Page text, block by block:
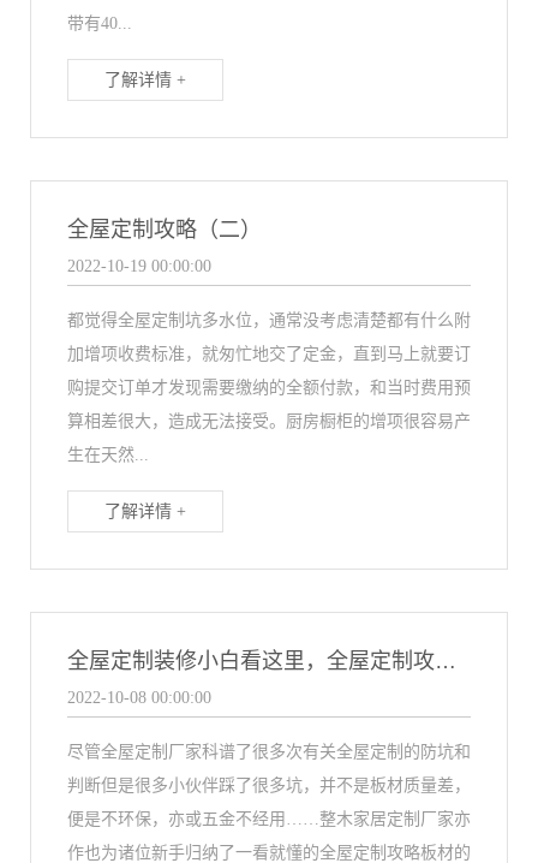
带有40...
了解详情 +
全屋定制攻略（二）
2022-10-19 00:00:00
都觉得全屋定制坑多水位，通常没考虑清楚都有什么附
加增项收费标准，就匆忙地交了定金，直到马上就要订
购提交订单才发现需要缴纳的全额付款，和当时费用预
算相差很大，造成无法接受。厨房橱柜的增项很容易产
生在天然...
了解详情 +
全屋定制装修小白看这里，全屋定制攻略（一）
2022-10-08 00:00:00
尽管全屋定制厂家科谱了很多次有关全屋定制的防坑和
判断但是很多小伙伴踩了很多坑，并不是板材质量差，
便是不环保，亦或五金不经用……整木家居定制厂家亦
作也为诸位新手归纳了一看就懂的全屋定制攻略板材的